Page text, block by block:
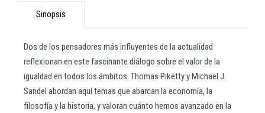
Sinopsis
Dos de los pensadores más influyentes de la actualidad
reflexionan en este fascinante diálogo sobre el valor de la
igualdad en todos los ámbitos. Thomas Piketty y Michael J.
Sandel abordan aquí temas que abarcan la economía, la
filosofía y la historia, y valoran cuánto hemos avanzado en la